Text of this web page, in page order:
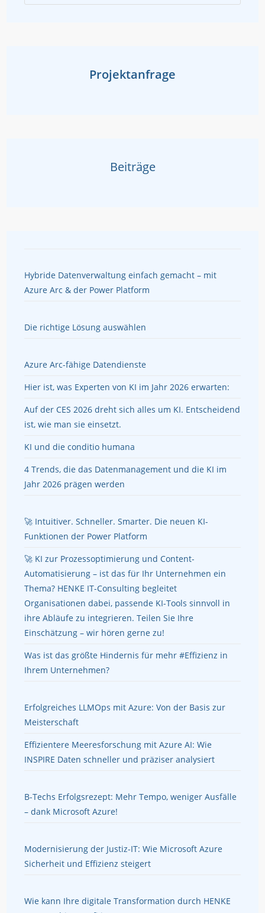
Projektanfrage
Beiträge
Hybride Datenverwaltung einfach gemacht – mit
Azure Arc & der Power Platform
Die richtige Lösung auswählen
Azure Arc-fähige Datendienste
Hier ist, was Experten von KI im Jahr 2026 erwarten:
Auf der CES 2026 dreht sich alles um KI. Entscheidend
ist, wie man sie einsetzt.
KI und die conditio humana
4 Trends, die das Datenmanagement und die KI im
Jahr 2026 prägen werden
🚀 Intuitiver. Schneller. Smarter. Die neuen KI-
Funktionen der Power Platform
🚀 KI zur Prozessoptimierung und Content-
Automatisierung – ist das für Ihr Unternehmen ein
Thema? HENKE IT-Consulting begleitet
Organisationen dabei, passende KI-Tools sinnvoll in
ihre Abläufe zu integrieren. Teilen Sie Ihre
Einschätzung – wir hören gerne zu!
Was ist das größte Hindernis für mehr #Effizienz in
Ihrem Unternehmen?
Erfolgreiches LLMOps mit Azure: Von der Basis zur
Meisterschaft
Effizientere Meeresforschung mit Azure AI: Wie
INSPIRE Daten schneller und präziser analysiert
B-Techs Erfolgsrezept: Mehr Tempo, weniger Ausfälle
– dank Microsoft Azure!
Modernisierung der Justiz-IT: Wie Microsoft Azure
Sicherheit und Effizienz steigert
Wie kann Ihre digitale Transformation durch HENKE